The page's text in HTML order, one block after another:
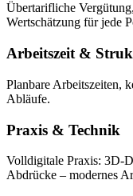
Übertarifliche
Wertschätzung für jede
Arbeitszeit &
Planbare Arbeitszeiten,
Abläufe.
Praxis & Technik
Volldigitale Praxis: 3D-
Abdrücke – modernes